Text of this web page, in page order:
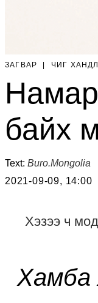
ЗАГВАР ЧИГ
байх
Text: Buro.Mongolia
2021-09-09, 14:00
Хэзээ ч
Хамба